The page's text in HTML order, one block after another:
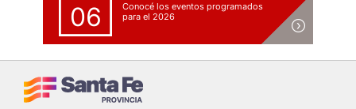
06
Conocé los eventos programados
para el 2026